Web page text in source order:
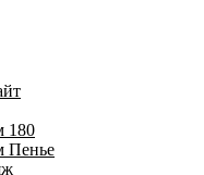
180
Пенье